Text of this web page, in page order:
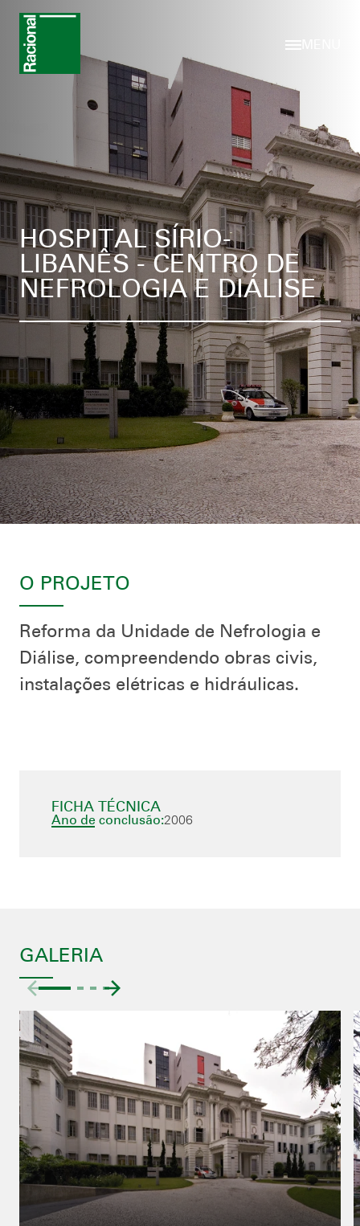
HOSPITAL SÍRIO-
LIBANÊS - CENTRO DE
NEFROLOGIA E DIÁLISE
O PROJETO
Reforma da Unidade de Nefrologia e
Diálise, compreendendo obras civis,
instalações elétricas e hidráulicas.
FICHA TÉCNICA
Ano de conclusão:2006
GALERIA